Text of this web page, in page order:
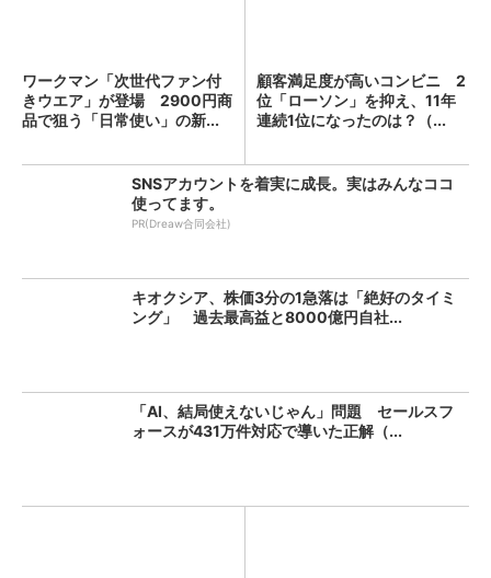
ワークマン「次世代ファン付
きウエア」が登場 2900円商
品で狙う「日常使い」の新...
顧客満足度が高いコンビニ 2
位「ローソン」を抑え、11年
連続1位になったのは？（...
SNSアカウントを着実に成長。実はみんなココ
使ってます。
PR(Dreaw合同会社)
キオクシア、株価3分の1急落は「絶好のタイミ
ング」 過去最高益と8000億円自社...
「AI、結局使えないじゃん」問題 セールスフ
ォースが431万件対応で導いた正解（...